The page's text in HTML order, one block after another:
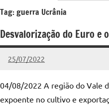
Tag:guerra Ucrânia
Desvalorização do Euro
25/07/2022
admin
Nenhum
04/08/2022 A região do Vale
expoente no cultivo e